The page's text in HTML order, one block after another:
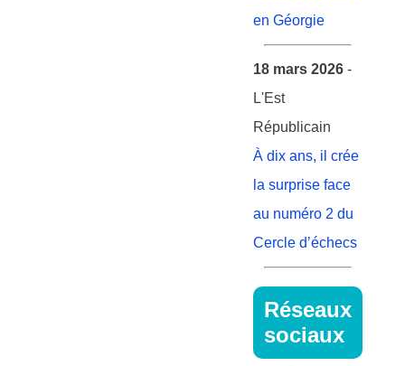
en Géorgie
18 mars 2026 -
L'Est
Républicain
À dix ans, il crée
la surprise face
au numéro 2 du
Cercle d’échecs
Réseaux
sociaux